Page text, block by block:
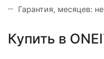
Гарантия, месяцев:
Купить в